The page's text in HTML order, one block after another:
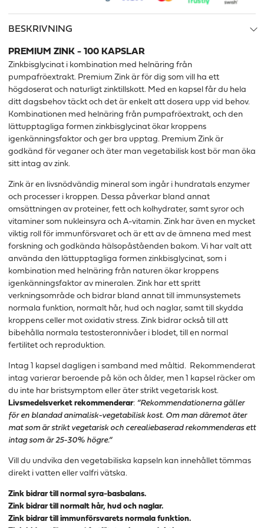
BESKRIVNING
PREMIUM ZINK - 100 KAPSLAR
Zinkbisglycinat i kombination med helnäring från
pumpafröextrakt. Premium Zink är för dig som vill ha ett
högdoserat och naturligt zinktillskott. Med en kapsel får du hela
ditt dagsbehov täckt och det är enkelt att dosera upp vid behov.
Kombinationen med helnäring från pumpafröextrakt, och den
lättupptagliga formen zinkbisglycinat ökar kroppens
igenkänningsfaktor och ger bra upptag. Premium Zink är
godkänd för veganer och äter man vegetabilisk kost bör man öka
sitt intag av zink.
Zink är en livsnödvändig mineral som ingår i hundratals enzymer
och processer i kroppen. Dessa påverkar bland annat
omsättningen av proteiner, fett och kolhydrater, samt syror och
vitaminer som nukleinsyra och A-vitamin. Zink har även en mycket
viktig roll för immunförsvaret och är ett av de ämnena med mest
forskning och godkända hälsopåståenden bakom. Vi har valt att
använda den lättupptagliga formen zinkbisglycinat, som i
kombination med helnäring från naturen ökar kroppens
igenkänningsfaktor av mineralen. Zink har ett spritt
verkningsområde och bidrar bland annat till immunsystemets
normala funktion, normalt hår, hud och naglar, samt till skydda
kroppens celler mot oxidativ stress. Zink bidrar också till att
bibehålla normala testosteronnivåer i blodet, till en normal
fertilitet och reproduktion.
Intag 1 kapsel dagligen i samband med måltid. Rekommenderat
intag varierar beroende på kön och ålder, men 1 kapsel räcker om
du inte har bristsymptom eller äter strikt vegetarisk kost.
Livsmedelsverket rekommenderar: ”Rekommendationerna gäller
för en blandad animalisk-vegetabilisk kost. Om man däremot äter
mat som är strikt vegetarisk och cerealiebaserad rekommenderas ett
intag som är 25-30% högre.”
Vill du undvika den vegetabiliska kapseln kan innehållet tömmas
direkt i vatten eller valfri vätska.
Zink bidrar till normal syra-basbalans.
Zink bidrar till normalt hår, hud och naglar.
Zink bidrar till immunförsvarets normala funktion.